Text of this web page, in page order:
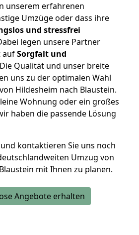
unserem erfahrenen
Umzüge oder dass ihre
und stressfrei
legen unsere Partner
aufSorgfalt und
Die Qualität und unser breite
uns zu der optimalen Wahl
Hildesheim nach Blaustein.
Wohnung oder ein großes
haben die passende Lösung
und kontaktieren Sie uns noch
Umzug von
mit Ihnen zu planen.
Angebote erhalten